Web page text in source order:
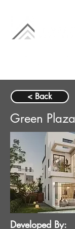
< Back
Green Plaza
Developed By: